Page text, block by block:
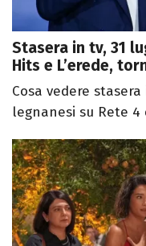
Stasera in tv, 31
Hits e L’erede,
Cosa vedere
legnanesi su Rete 4